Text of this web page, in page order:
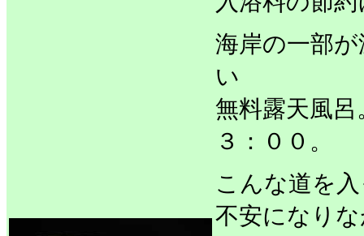
海岸の一部
い
無料露天風
３：００。
こんな道を
不安になり